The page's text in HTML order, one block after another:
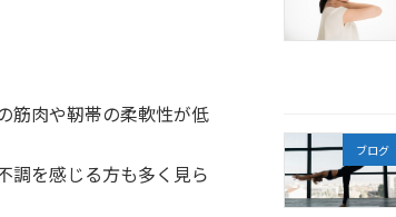
筋肉や靭帯の柔軟性が低
調を感じる方も多く見ら
ブログ